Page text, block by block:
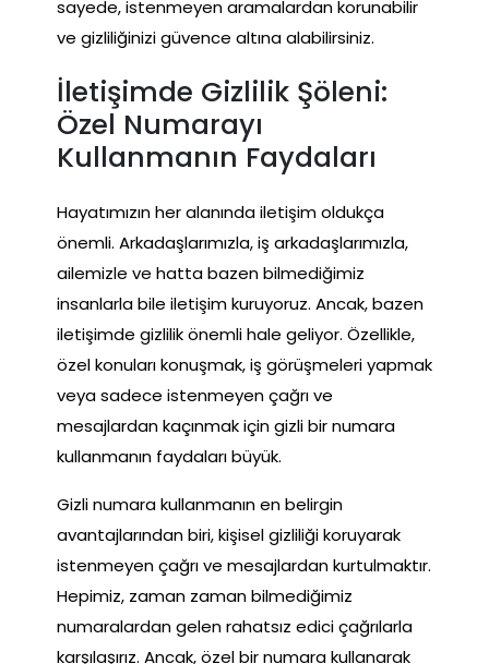
sayede, istenmeyen aramalardan korunabilir
ve gizliliğinizi güvence altına alabilirsiniz.
İletişimde Gizlilik Şöleni:
Özel Numarayı
Kullanmanın Faydaları
Hayatımızın her alanında iletişim oldukça
önemli. Arkadaşlarımızla, iş arkadaşlarımızla,
ailemizle ve hatta bazen bilmediğimiz
insanlarla bile iletişim kuruyoruz. Ancak, bazen
iletişimde gizlilik önemli hale geliyor. Özellikle,
özel konuları konuşmak, iş görüşmeleri yapmak
veya sadece istenmeyen çağrı ve
mesajlardan kaçınmak için gizli bir numara
kullanmanın faydaları büyük.
Gizli numara kullanmanın en belirgin
avantajlarından biri, kişisel gizliliği koruyarak
istenmeyen çağrı ve mesajlardan kurtulmaktır.
Hepimiz, zaman zaman bilmediğimiz
numaralardan gelen rahatsız edici çağrılarla
karşılaşırız. Ancak, özel bir numara kullanarak